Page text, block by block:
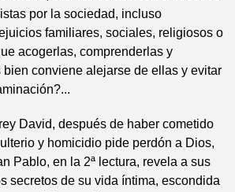
por la sociedad, incluso
familiares, sociales, religiosos o
acogerlas, comprenderlas y
bien conviene alejarse de ellas y evitar
David, después de haber cometido
y homicidio pide perdón a Dios,
Pablo, en la 2ª lectura, revela a sus
secretos de su vida íntima, escondida